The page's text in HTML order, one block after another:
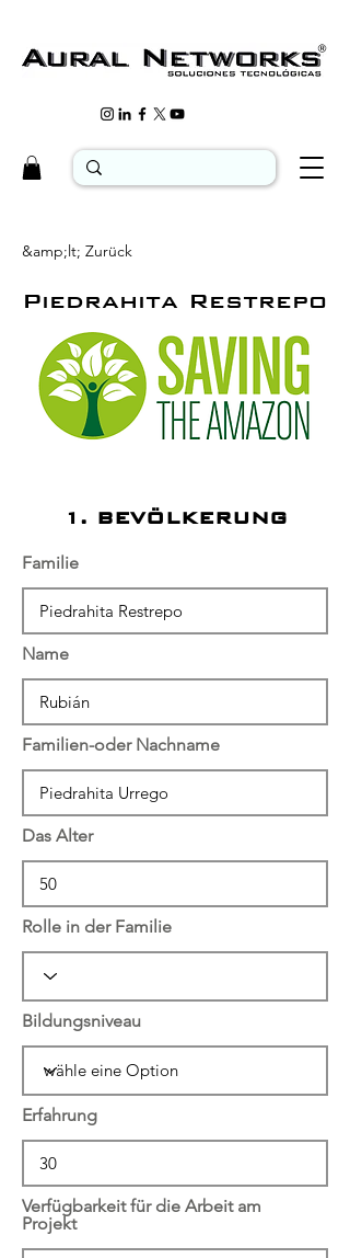
&amp;lt; Zurück
Piedrahita Restrepo
1. BEVÖLKERUNG
Familie
Name
Familien-oder Nachname
Das Alter
Rolle in der Familie
Bildungsniveau
Erfahrung
Verfügbarkeit für die Arbeit am
Projekt